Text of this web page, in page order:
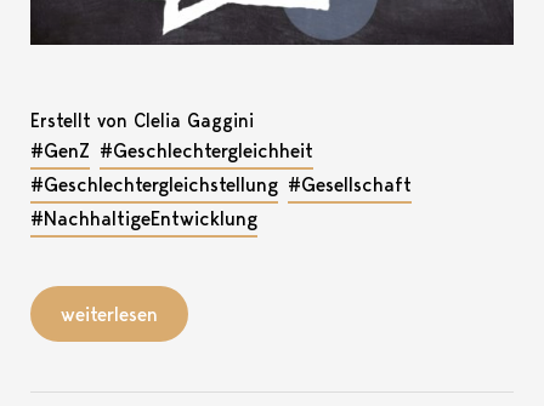
Erstellt von Clelia Gaggini
#GenZ #Geschlechtergleichheit
#Geschlechtergleichstellung #Gesellschaft
#NachhaltigeEntwicklung
weiterlesen